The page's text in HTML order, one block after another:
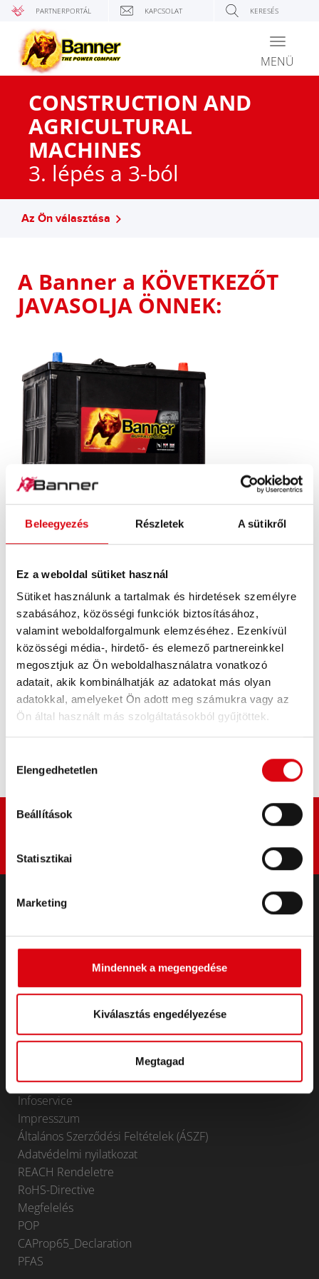
Beleegyezés Részletek A sütikről
Ez a weboldal sütiket használ
Sütiket használunk a tartalmak és hirdetések személyre
szabásához, közösségi funkciók biztosításához,
valamint weboldalforgalmunk elemzéséhez. Ezenkívül
közösségi média-, hirdető- és elemező partnereinkkel
megosztjuk az Ön weboldalhasználatra vonatkozó
adatait, akik kombinálhatják az adatokat más olyan
adatokkal, amelyeket Ön adott meg számukra vagy az
Ön által használt más szolgáltatásokból gyűjtöttek.
kiválasztása
Elengedhetetlen
Beállítások
Statisztikai
Marketing
Mindennek a megengedése
Kiválasztás engedélyezése
Megtagad
PARTNERPORTÁL KAPCSOLAT KERESÉS
Toggle
MENÜ
CONSTRUCTION AND
AGRICULTURAL
MACHINES
3. lépés a 3-ból
Az Ön választása
A Banner a KÖVETKEZŐT
JAVASOLJA ÖNNEK:
625 11
A Banner márkaminőség cégére. Eredeti minőség
utólagos beszereléshez (OE).
TERMÉKKEL KAPCSOLATOS RÉSZLETEK >
Az akkumulátor megvásárlása:
Tartozékok személygépkocsikhoz és
Trakciós és helyhez kötött
Trakciós és helyhez kötött
Lithium
KAPCSOLAT
Infoservice
Impresszum
Általános Szerződési Feltételek (ÁSZF)
Adatvédelmi nyilatkozat
REACH Rendeletre
RoHS-Directive
Megfelelés
POP
CAProp65_Declaration
PFAS